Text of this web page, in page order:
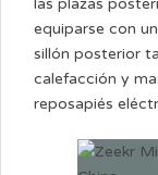
las plazas
equiparse con
sillón posterior
calefacción y
reposapiés